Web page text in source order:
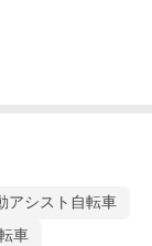
アシスト自転車
車